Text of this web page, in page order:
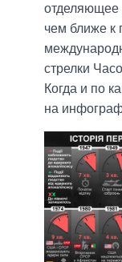
отделяющее
чем ближе к
стрелки
Когда и по
на